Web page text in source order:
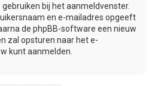
bij het aanmeldvenster.
en e-mailadres opgeeft
de phpBB-software een nieuw
zal opsturen naar het e-
kunt aanmelden.